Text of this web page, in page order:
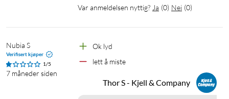
Impedanse: 16 Ω
Frekvensområde: 20 Hz – 20 kHz
Aktiv støydemping (ANC): nei
Miljø støydemping (ENC): ja, støtte for ENC under samtaler
Var anmeldelsen nyttig? Ja (0) Nei (0)
Nubia S
Verifisert kjøper
1/5
7 måneder siden
Ok lyd
lett å miste
Thor S - Kjell & Company